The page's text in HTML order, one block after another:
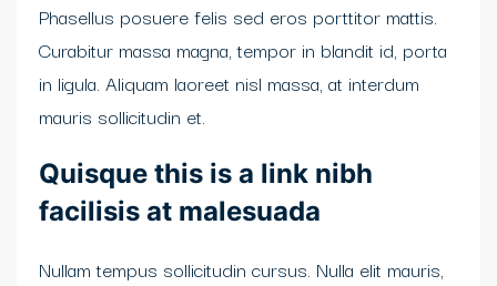
Phasellus posuere felis sed eros porttitor mattis.
Curabitur massa magna, tempor in blandit id, porta
in ligula. Aliquam laoreet nisl massa, at interdum
mauris sollicitudin et.
Quisque this is a link nibh
facilisis at malesuada
Nullam tempus sollicitudin cursus. Nulla elit mauris,